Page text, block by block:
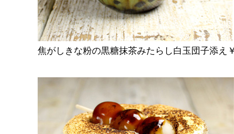
焦がしきな粉の黒糖抹茶みたらし白玉団子添え